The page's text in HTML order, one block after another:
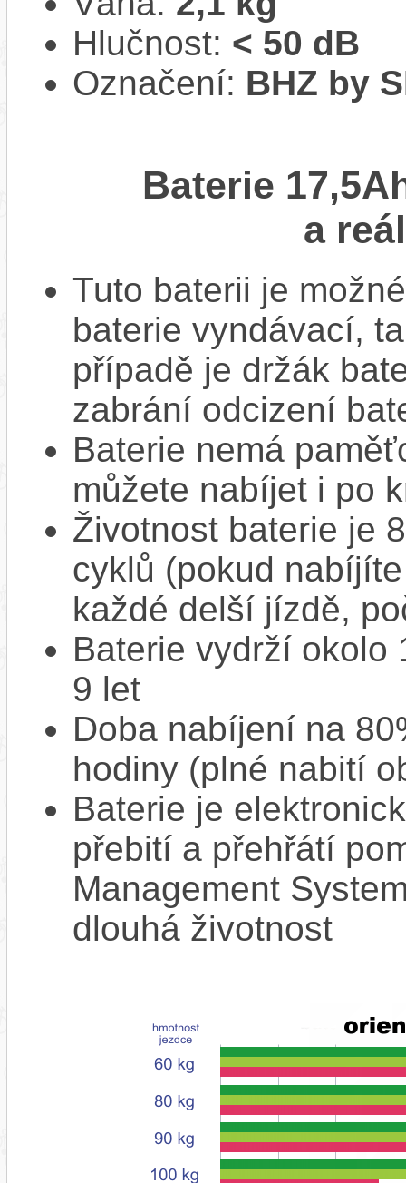
Hlučnost: < 50 dB
Označení: BHZ by
Baterie
a
Tuto baterii je
baterie vyndávací,
případě je držák
zabrání odcizení
Baterie nemá
můžete nabíjet i po
Životnost baterie je
cyklů (pokud
každé delší jízdě,
Baterie vydrží okolo
9 let
Doba nabíjení na
hodiny (plné nabití
Baterie je
přebití a přehřátí
Management
dlouhá životnost